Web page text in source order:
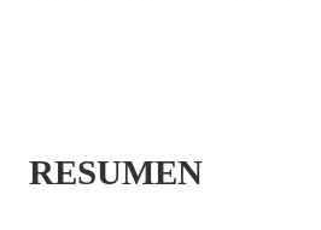
RESUMEN